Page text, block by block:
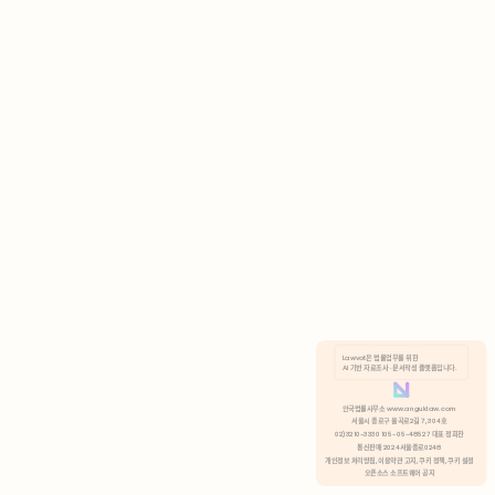
분석 쿠키 허용
Lawvot은 법률업무를 위한
AI 기반 자료조사 · 문서작성 플랫폼입니다.
안국법률사무소 www.anguklaw.com
서울시 종로구 율곡로2길 7, 304호
02)3210-3330 105-05-48527 대표 정희찬
통신판매 2024서울종로0248
개인정보 처리방침, 이용약관 고지, 쿠키 정책, 쿠키 설정
오픈소스 소프트웨어 공지